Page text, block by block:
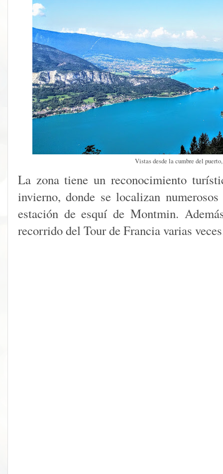
Vistas desde la cumbre del
La zona tiene un reconocimiento
invierno, donde se localizan
estación de esquí de Montmin.
recorrido del Tour de Francia varias